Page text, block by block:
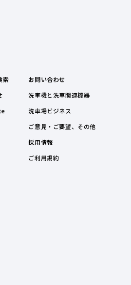
索
お問い合わせ
洗車機と洗車関連機器
洗車場ビジネス
ご意見・ご要望、その他
採用情報
ご利用規約